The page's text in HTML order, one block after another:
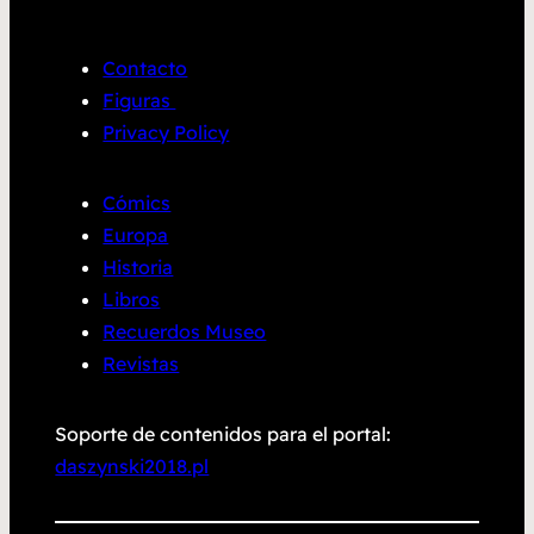
Contacto
Figuras
Privacy Policy
Cómics
Europa
Historia
Libros
Recuerdos Museo
Revistas
Soporte de contenidos para el portal:
daszynski2018.pl